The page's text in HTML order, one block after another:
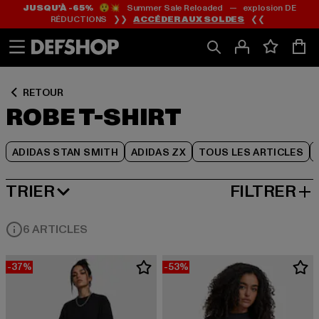
Passer
au
Passer
au
de
JUSQU’À -65%😲💥 Summer Sale Reloaded — explosion DE
RÉDUCTIONS ❯❯ACCÉDER AUX SOLDES ❮❮
RETOUR
ROBE T-SHIRT
ADIDAS STAN SMITH ADIDAS ZX TOUS LES ARTICLES
Passer
au
de
TRIER
MEILLEURES VENTES FILTRER
6 ARTICLES
-37% -53%